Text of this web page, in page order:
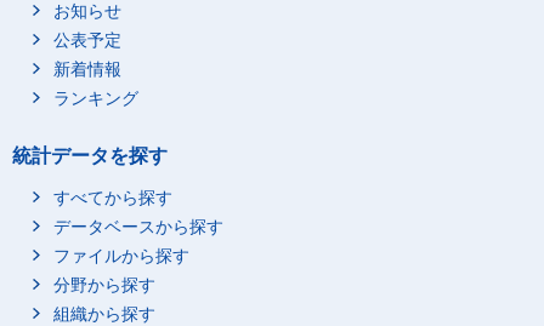
お知らせ
公表予定
新着情報
ランキング
統計データを探す
すべてから探す
データベースから探す
ファイルから探す
分野から探す
組織から探す